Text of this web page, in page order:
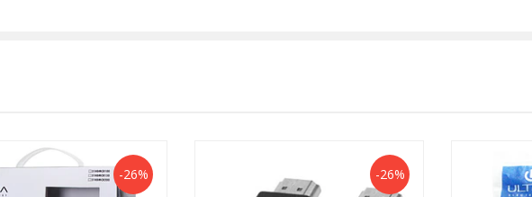
-26% -26%